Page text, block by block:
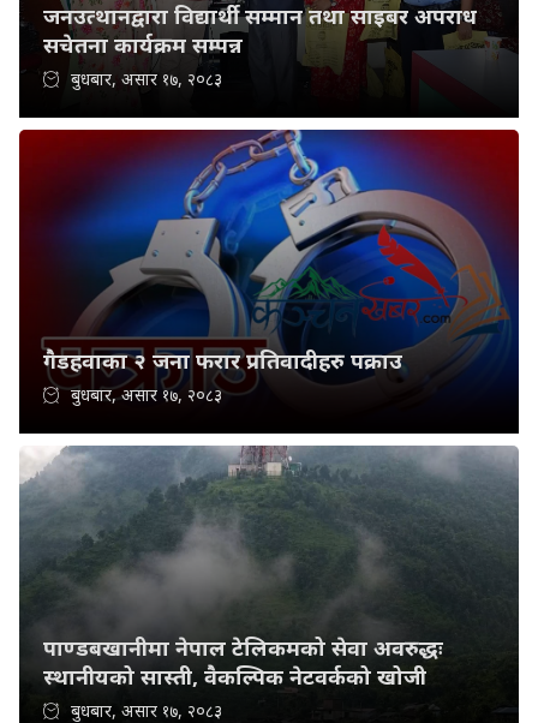
जनउत्थानद्वारा विद्यार्थी सम्मान तथा साइबर अपराध
सचेतना कार्यक्रम सम्पन्न
बुधबार, असार १७, २०८३
गैडहवाका २ जना फरार प्रतिवादीहरु पक्राउ
बुधबार, असार १७, २०८३
पाण्डबखानीमा नेपाल टेलिकमको सेवा अवरुद्धः
स्थानीयको सास्ती, वैकल्पिक नेटवर्कको खोजी
बुधबार, असार १७, २०८३